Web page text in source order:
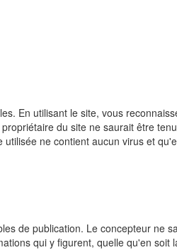
En utilisant le site, vous
du site ne saurait être
ne contient aucun virus et
de publication. Le concepteur ne
qui y figurent, quelle qu'en soit